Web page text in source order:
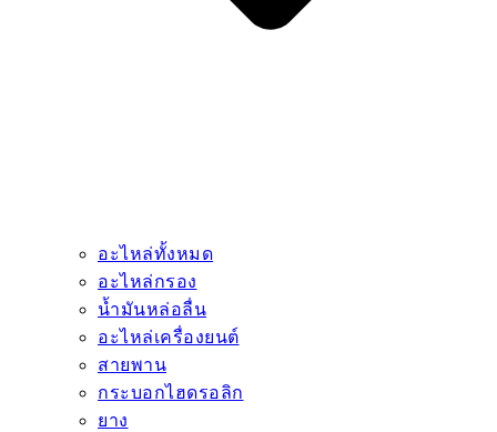
อะไหล่ทั้งหมด
อะไหล่กรอง
น้ำมันหล่อลื่น
อะไหล่เครื่องยนต์
สายพาน
กระบอกไฮดรอลิก
ยาง